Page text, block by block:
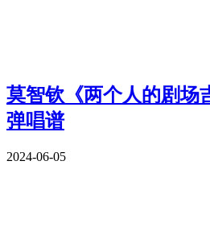
莫智钦《两个人的剧场
弹唱谱
2024-06-05